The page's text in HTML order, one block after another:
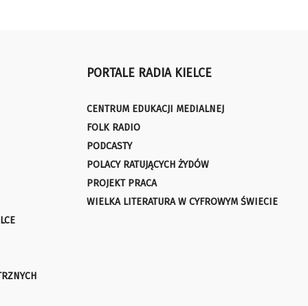
PORTALE RADIA KIELCE
CENTRUM EDUKACJI MEDIALNEJ
FOLK RADIO
PODCASTY
POLACY RATUJĄCYCH ŻYDÓW
PROJEKT PRACA
WIELKA LITERATURA W CYFROWYM ŚWIECIE